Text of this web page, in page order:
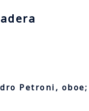
Petroni, oboe;